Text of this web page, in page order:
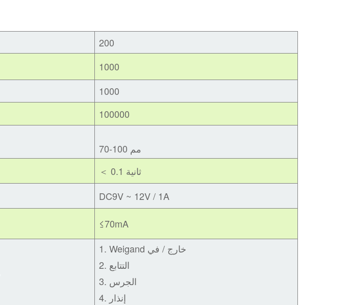
200
1000
1000
100000
70-100 مم
＜ 0.1 ثانية
DC9V ~ 12V / 1A
≤70mA
1. Weigand خارج / في
2. التتابع
3. الجرس
4. إنذار